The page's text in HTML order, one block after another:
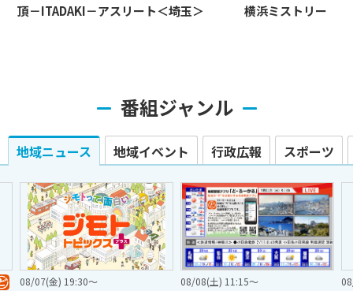
頂－ITADAKI－アスリート＜埼玉＞ 横浜ミストリー
番組ジャンル
地域ニュース 地域イベント 行政広報 スポーツ
08/07(金) 19:30〜 08/08(土) 11:15〜